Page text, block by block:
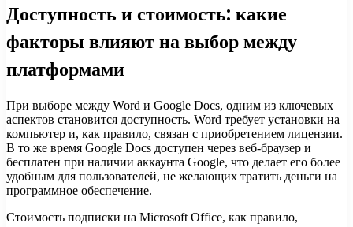
Доступность и стоимость: какие
факторы влияют на выбор между
платформами
При выборе между Word и Google Docs, одним из ключевых
аспектов становится доступность. Word требует установки на
компьютер и, как правило, связан с приобретением лицензии.
В то же время Google Docs доступен через веб-браузер и
бесплатен при наличии аккаунта Google, что делает его более
удобным для пользователей, не желающих тратить деньги на
программное обеспечение.
Стоимость подписки на Microsoft Office, как правило,